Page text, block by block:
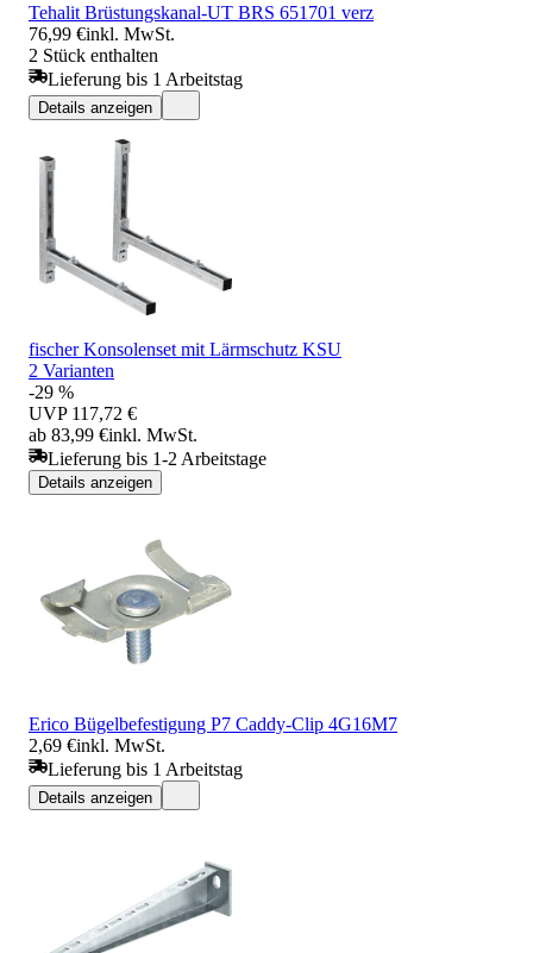
Tehalit Brüstungskanal-UT BRS 651701 verz
76,99 €inkl. MwSt.
2 Stück enthalten
Lieferung bis 1 Arbeitstag
Details anzeigen
fischer Konsolenset mit Lärmschutz KSU
2 Varianten
-29 %
UVP 117,72 €
ab 83,99 €inkl. MwSt.
Lieferung bis 1-2 Arbeitstage
Details anzeigen
Erico Bügelbefestigung P7 Caddy-Clip 4G16M7
2,69 €inkl. MwSt.
Lieferung bis 1 Arbeitstag
Details anzeigen